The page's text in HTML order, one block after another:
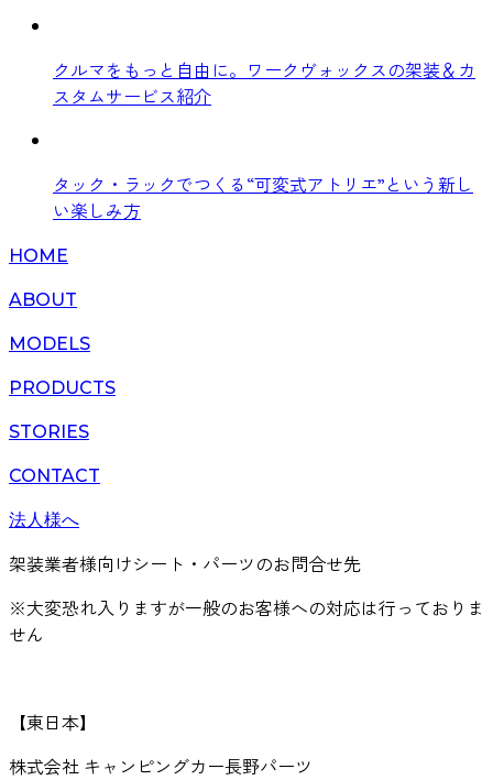
クルマをもっと自由に。ワークヴォックスの架装＆カ
スタムサービス紹介
タック・ラックでつくる“可変式アトリエ”という新し
い楽しみ方
HOME
ABOUT
MODELS
PRODUCTS
STORIES
CONTACT
法人様へ
架装業者様向けシート・パーツのお問合せ先
※大変恐れ入りますが一般のお客様への対応は行っておりま
せん
【東日本】
株式会社 キャンピングカー長野パーツ